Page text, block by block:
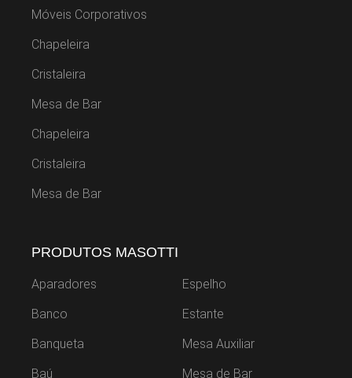
Móveis Corporativos
Chapeleira
Cristaleira
Mesa de Bar
Chapeleira
Cristaleira
Mesa de Bar
PRODUTOS MASOTTI
Aparadores
Banco
Banqueta
Baú
Espelho
Estante
Mesa Auxiliar
Mesa de Bar